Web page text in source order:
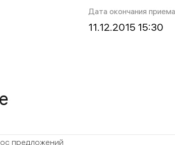
Дата окончания
11.12.2015 15:30
предложений